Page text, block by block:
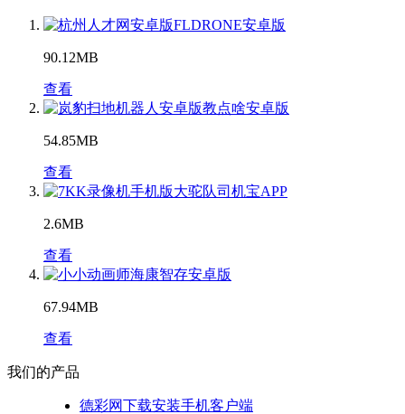
FLDRONE安卓版
90.12MB
查看
教点啥安卓版
54.85MB
查看
大驼队司机宝APP
2.6MB
查看
海康智存安卓版
67.94MB
查看
我们的产品
德彩网下载安装手机客户端